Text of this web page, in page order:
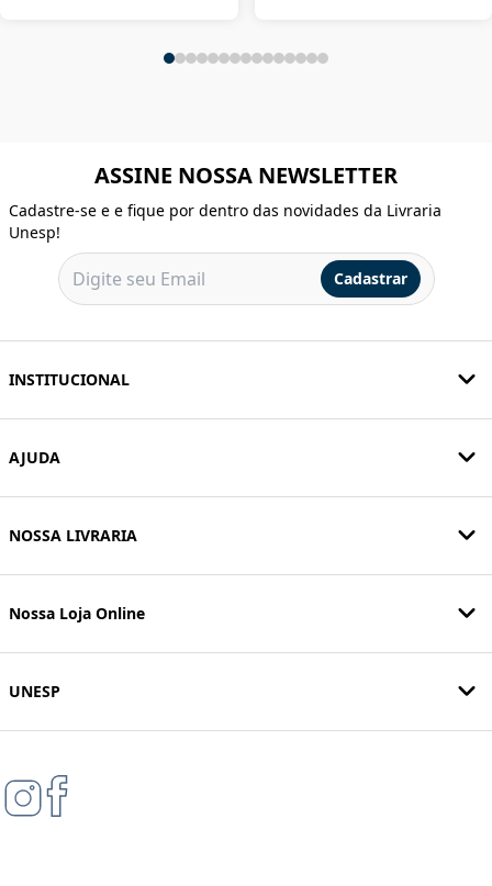
ASSINE NOSSA NEWSLETTER
Cadastre-se e e fique por dentro das novidades da Livraria
Unesp!
Cadastrar
INSTITUCIONAL
AJUDA
NOSSA LIVRARIA
Nossa Loja Online
UNESP